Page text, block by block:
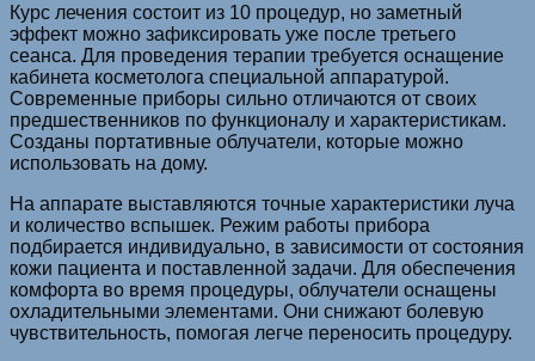
Курс лечения состоит из 10 процедур, но заметный
эффект можно зафиксировать уже после третьего
сеанса. Для проведения терапии требуется оснащение
кабинета косметолога специальной аппаратурой.
Современные приборы сильно отличаются от своих
предшественников по функционалу и характеристикам.
Созданы портативные облучатели, которые можно
использовать на дому.
На аппарате выставляются точные характеристики луча
и количество вспышек. Режим работы прибора
подбирается индивидуально, в зависимости от состояния
кожи пациента и поставленной задачи. Для обеспечения
комфорта во время процедуры, облучатели оснащены
охладительными элементами. Они снижают болевую
чувствительность, помогая легче переносить процедуру.